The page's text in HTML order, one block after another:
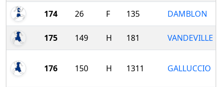
174 26 F 135 DAMBLON
175 149 H 181 VANDEVILLE
176 150 H 1311 GALLUCCIO